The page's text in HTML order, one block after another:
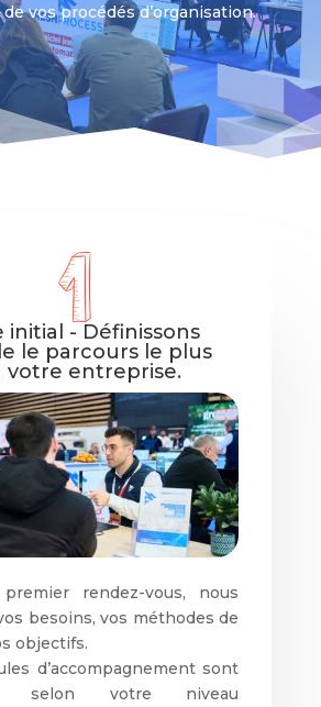
de vos procédés d’organisation.
initial - Définissons
le parcours le plus
votre entreprise.
rendez-vous, nous
besoins, vos méthodes de
objectifs.
d’accompagnement sont
selon votre niveau